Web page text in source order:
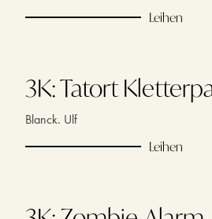
Leihen
3K: Tatort
Blanck. Ulf
Leihen